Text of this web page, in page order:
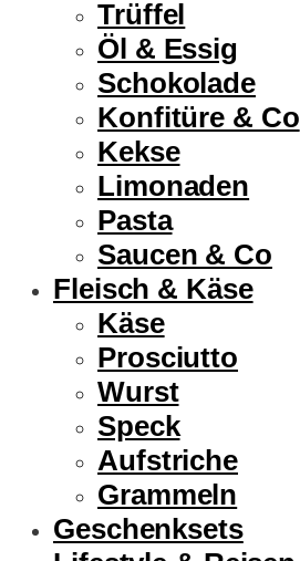
Trüffel
Öl & Essig
Schokolade
Konfitüre & Co
Kekse
Limonaden
Pasta
Saucen & Co
Fleisch & Käse
Käse
Prosciutto
Wurst
Speck
Aufstriche
Grammeln
Geschenksets